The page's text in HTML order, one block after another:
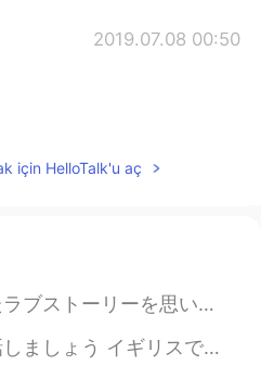
2019.07.08 00:50
için HelloTalk'u aç
のお兄さんはスウェーデンで留学していました。あそこでポーランドから来た女性に出逢って、惚れたそう...
た。しかし、彼らは常に黒人種差別の白、またはその逆です ぼくが最も気づく人種差別は、東アジアの人々...